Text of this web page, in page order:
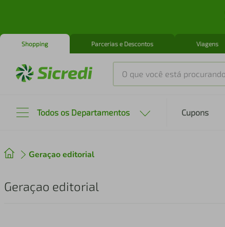
Shopping Parcerias e Descontos Viagens
O que você está procurando?
Todos os Departamentos Cupons
Geraçao editorial
Geraçao editorial